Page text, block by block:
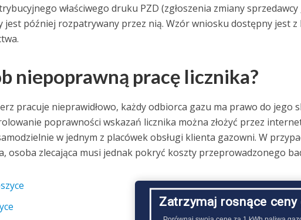
właściwego druku PZD (zgłoszenia zmiany
jest później rozpatrywany przez nią. Wzór wniosku dostępny jest
niepoprawną pracę licznika?
pracuje nieprawidłowo, każdy odbiorca gazu ma prawo do jego
poprawności wskazań licznika można złożyć przez
w jednym z placówek obsługi klienta gazowni. W
osoba zlecająca musi jednak pokryć koszty przeprowadzonego
Zatrzymaj rosnące ceny